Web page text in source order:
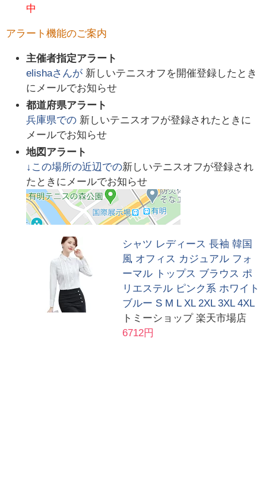
中
アラート機能のご案内
主催者指定アラート
elishaさんが 新しいテニスオフを開催登録したとき
にメールでお知らせ
都道府県アラート
兵庫県での 新しいテニスオフが登録されたときに
メールでお知らせ
地図アラート
↓この場所の近辺での新しいテニスオフが登録され
たときにメールでお知らせ
シャツ レディース 長袖 韓国
風 オフィス カジュアル フォ
ーマル トップス ブラウス ポ
リエステル ピンク系 ホワイト
ブルー S M L XL 2XL 3XL 4XL
トミーショップ 楽天市場店
6712円